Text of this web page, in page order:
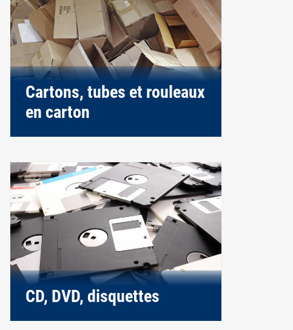
Cartons, tubes et rouleaux
en carton
CD, DVD, disquettes